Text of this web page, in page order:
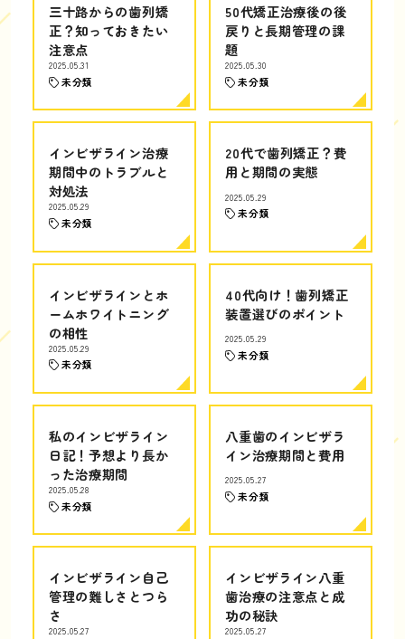
三十路からの歯列矯
正？知っておきたい
注意点
2025.05.31
未分類
50代矯正治療後の後
戻りと長期管理の課
題
2025.05.30
未分類
インビザライン治療
期間中のトラブルと
対処法
2025.05.29
未分類
20代で歯列矯正？費
用と期間の実態
2025.05.29
未分類
インビザラインとホ
ームホワイトニング
の相性
2025.05.29
未分類
40代向け！歯列矯正
装置選びのポイント
2025.05.29
未分類
私のインビザライン
日記！予想より長か
った治療期間
2025.05.28
未分類
八重歯のインビザラ
イン治療期間と費用
2025.05.27
未分類
インビザライン自己
管理の難しさとつら
さ
2025.05.27
インビザライン八重
歯治療の注意点と成
功の秘訣
2025.05.27